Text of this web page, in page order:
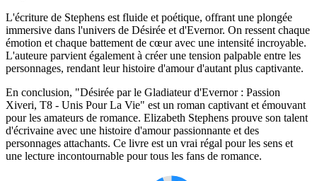
L'écriture de Stephens est fluide et poétique, offrant une plongée
immersive dans l'univers de Désirée et d'Evernor. On ressent chaque
émotion et chaque battement de cœur avec une intensité incroyable.
L'auteure parvient également à créer une tension palpable entre les
personnages, rendant leur histoire d'amour d'autant plus captivante.
En conclusion, "Désirée par le Gladiateur d'Evernor : Passion
Xiveri, T8 - Unis Pour La Vie" est un roman captivant et émouvant
pour les amateurs de romance. Elizabeth Stephens prouve son talent
d'écrivaine avec une histoire d'amour passionnante et des
personnages attachants. Ce livre est un vrai régal pour les sens et
une lecture incontournable pour tous les fans de romance.